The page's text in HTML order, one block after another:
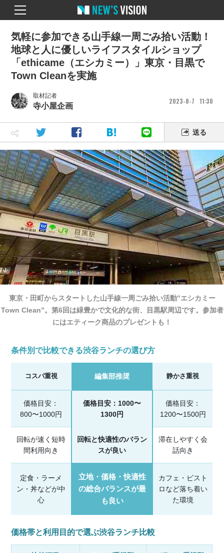
取材記者
寺小屋企画
2023 8 7 11 30
気軽に参加できる山手線一周ごみ拾い活動！
地球と人に優しいライフスタイルショップ
「ethicame（エシカミー）」東京・目黒で
Town Cleanを実施
送る
東京・田町からスタートした山手線一周ごみ拾い活動‟エシカミー
Town Clean”。第6回は緑豊かで文化的な街、目黒駅周辺です。参加者
にはエティーク商品のプレゼントも！
条件別で比較できる渋谷ランチの選び方
コスパ重視 編集部推奨 静かさ重視
価格目安：
800〜1000円
価格目安：1000〜
1300円
価格目安：
1200〜1500円
回転が速く短時
間利用向き
回転と快適性のバラン
スが良い
滞在しやすく会
話向き
定食・ラーメ
ン・丼などが中
心
立地・価格・快適性
の総合バランスが最
も良い
カフェ・ビスト
ロなど落ち着い
た環境
価格帯と利用目的で選ぶ渋谷ランチ比較